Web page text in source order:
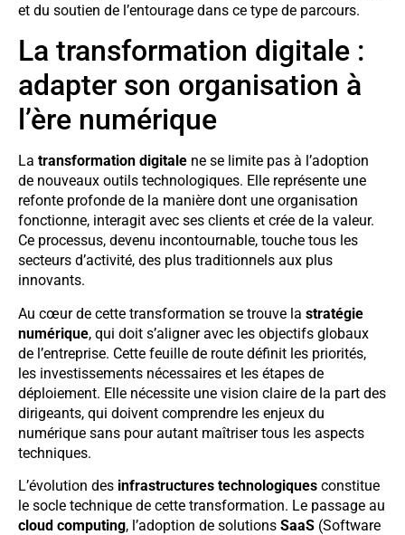
et du soutien de l’entourage dans ce type de parcours.
La transformation digitale :
adapter son organisation à
l’ère numérique
La transformation digitale ne se limite pas à l’adoption
de nouveaux outils technologiques. Elle représente une
refonte profonde de la manière dont une organisation
fonctionne, interagit avec ses clients et crée de la valeur.
Ce processus, devenu incontournable, touche tous les
secteurs d’activité, des plus traditionnels aux plus
innovants.
Au cœur de cette transformation se trouve la stratégie
numérique, qui doit s’aligner avec les objectifs globaux
de l’entreprise. Cette feuille de route définit les priorités,
les investissements nécessaires et les étapes de
déploiement. Elle nécessite une vision claire de la part des
dirigeants, qui doivent comprendre les enjeux du
numérique sans pour autant maîtriser tous les aspects
techniques.
L’évolution des infrastructures technologiques constitue
le socle technique de cette transformation. Le passage au
cloud computing, l’adoption de solutions SaaS (Software